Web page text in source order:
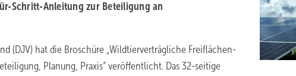
Schritt-Anleitung zur Beteiligung an
(DJV) hat die Broschüre „Wildtierverträgliche Freiflächen-
Planung, Praxis“ veröffentlicht. Das 32-seitige